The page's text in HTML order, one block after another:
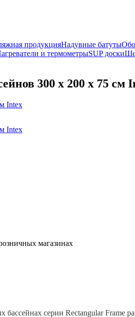
продукцияНадувные батуты
и термометрыSUP доски
300 х 200 х 75 см
магазинах
бассейнах серии Rectangular